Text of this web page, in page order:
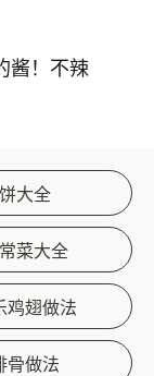
酱！不辣
饼大全
菜大全
鸡翅做法
骨做法